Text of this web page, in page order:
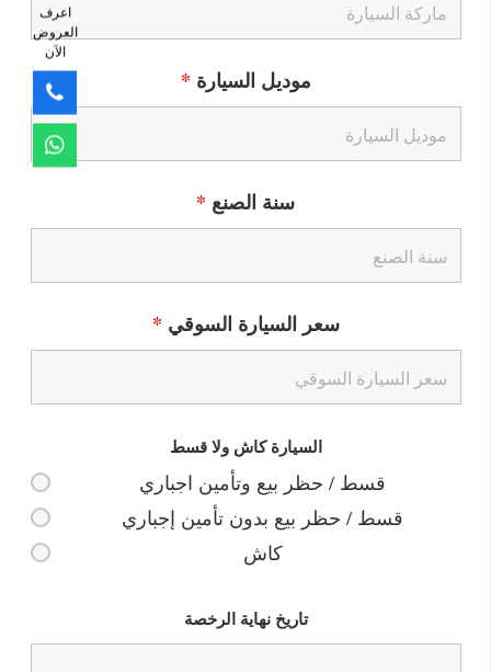
موديل السيارة *
سنة الصنع *
سعر السيارة السوقي *
السيارة كاش ولا قسط
قسط / حظر بيع وتأمين اجباري
قسط / حظر بيع بدون تأمين إجباري
كاش
تاريخ نهاية الرخصة
اعرف
العروض
الآن